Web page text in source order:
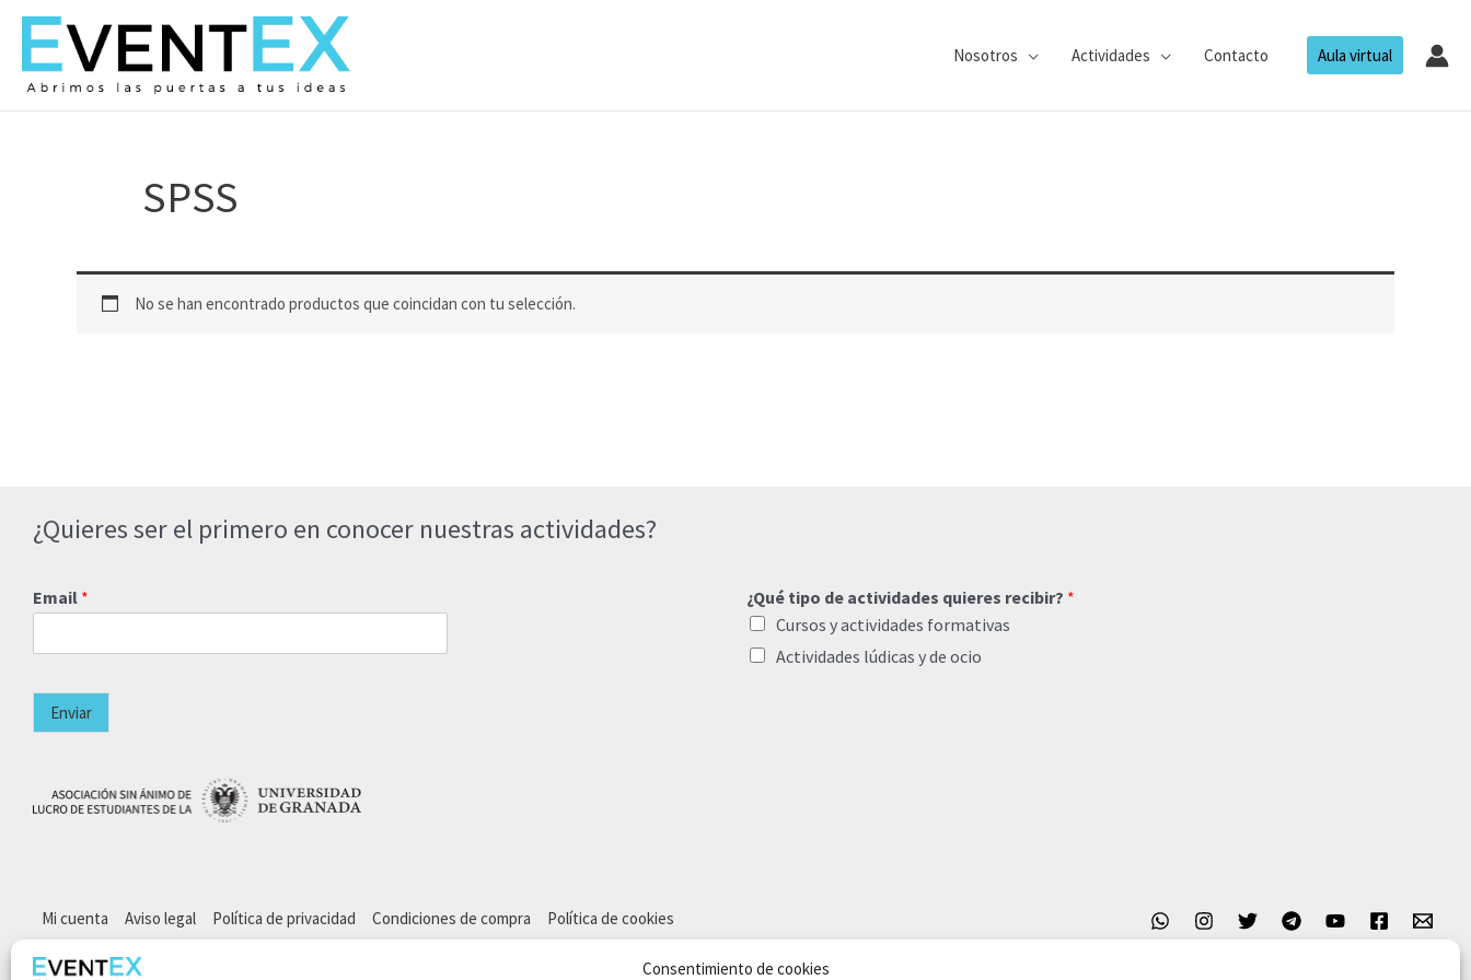
Consentimiento de cookies
contenido
Nosotros Actividades Contacto Aula virtual
SPSS
No se han encontrado productos que coincidan con tu selección.
¿Quieres ser el primero en conocer nuestras actividades?
Email * ¿Qué tipo de actividades quieres recibir? *
Cursos y actividades formativas
Actividades lúdicas y de ocio
Enviar
Mi cuenta Aviso legal Política de privacidad Condiciones de compra Política de cookies